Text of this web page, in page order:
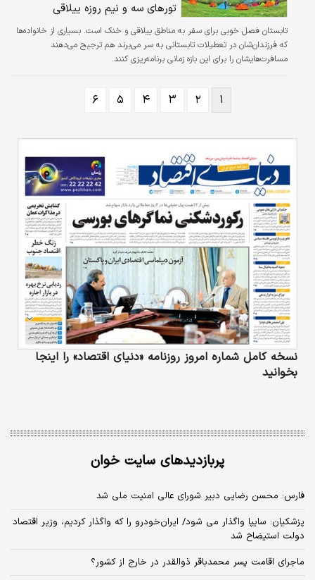
تورهای سه و نیم روزه ییلاقی
تابستان فصل خوبی برای سفر به مناطق ییلاقی و خنک است. بسیاری از خانواده‌‌‌ها
که فرزندان‌‌‌‌‌‌شان در تعطیلات تابستانی به سر می‌‌‌برند هم ترجیح می‌دهند
مسافرت‌‌‌هایشان را برای این بازه زمانی برنامه‌‌‌ریزی کنند.
۱ ۲ ۳ ۴ ۵ ۶
نسخه کامل شماره امروز روزنامه «دنیای‌ اقتصاد» را اینجا
بخوانید
پربازدیدهای سایت خوان
فارس: محسن رضایی دبیر شورای عالی امنیت ملی شد
پزشکیان: سایپا واگذار می شود/ ایران‌خودرو را که واگذار کردیم، وزیر اقتصاد
دولت استیضاح شد
ماجرای اقامت پسر محمدباقر ذوالقدر در خارج از کشور؟